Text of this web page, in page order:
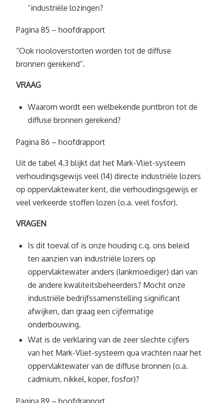
“industriële lozingen?
Pagina 85 – hoofdrapport
“Ook riooloverstorten worden tot de diffuse
bronnen gerekend”.
VRAAG
Waarom wordt een welbekende puntbron tot de
diffuse bronnen gerekend?
Pagina 86 – hoofdrapport
Uit de tabel 4.3 blijkt dat het Mark-Vliet-systeem
verhoudingsgewijs veel (14) directe industriële lozers
op oppervlaktewater kent, die verhoudingsgewijs er
veel verkeerde stoffen lozen (o.a. veel fosfor).
VRAGEN
Is dit toeval of is onze houding c.q. ons beleid
ten aanzien van industriële lozers op
oppervlaktewater anders (lankmoediger) dan van
de andere kwaliteitsbeheerders? Mocht onze
industriële bedrijfssamenstelling significant
afwijken, dan graag een cijfermatige
onderbouwing.
Wat is de verklaring van de zeer slechte cijfers
van het Mark-Vliet-systeem qua vrachten naar het
oppervlaktewater van de diffuse bronnen (o.a.
cadmium, nikkel, koper, fosfor)?
Pagina 89 – hoofdrapport